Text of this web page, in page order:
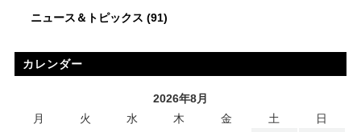
ニュース＆トピックス (91)
カレンダー
2026年8月
月
火 水 木 金 土
日